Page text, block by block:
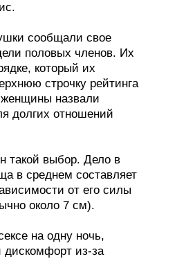
сообщали свое
половых членов. Их
который их
строчку рейтинга
женщины назвали
долгих отношений
такой выбор. Дело в
в среднем составляет
от его силы
около 7 см).
на одну ночь,
дискомфорт из-за